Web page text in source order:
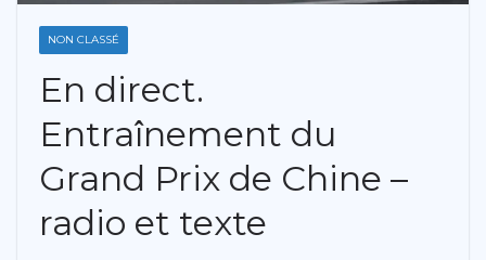
NON CLASSÉ
En direct.
Entraînement du
Grand Prix de Chine –
radio et texte